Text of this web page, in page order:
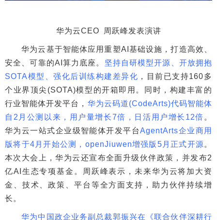
华为云CEO 周跃峰发表演讲
华为云基于智能体应用重塑AI基础设施，打造高效、
安全、可靠的AI算力底座。 坚持自研模型开源、开放拥抱
SOTA模型、强化后训练构建差异化 ，目前已支持160多
个业界顶尖(SOTA)模型的开箱即用。同时，构建丰富的
行业智能体开发平台， 华为云码道(CodeArts)代码智能体
自2月公测以来，用户量增长7倍，日活用户增长12倍 。
华为云一站式企业级智能体开发平台AgentArts企业商用
版将于4月开始公测，openJiuwen增强版5月正式开源。
本次大会上，华为云还宣布全面升级伙伴政策，并发布2
亿AI生态专项基金。周跃峰表示，未来华为云将加大资
金、技术、政策、平台等全方面支持，助力伙伴持续增
长。
华为中国政企业务副总裁郭振兴在《联合伙伴深耕行